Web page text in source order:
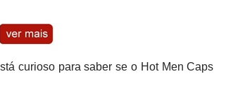
curioso para saber se o Hot Men Caps